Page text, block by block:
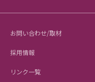
お問い合わせ/取材
採用情報
リンク一覧